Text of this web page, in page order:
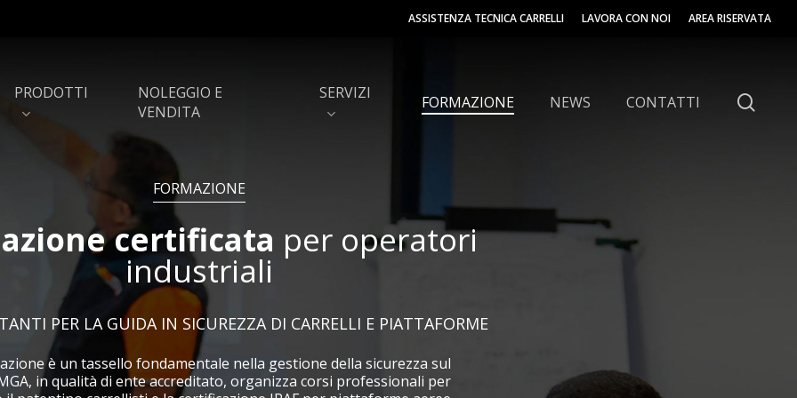
ASSISTENZA TECNICA CARRELLI LAVORA CON NOI AREA RISERVATA
PRODOTTI
Shuttle autosat per
magazzini semi-automatici
Scaffalature e soppalchi
Porte rapide e portoni
industriali
Capannoni e coperture PVC Baie di carico
NOLEGGIO E
VENDITA
SERVIZI FORMAZIONE NEWS CONTATTI
FORMAZIONE
certificata per operatori
industriali
PER LA GUIDA IN SICUREZZA DI CARRELLI E PIATTAFORME
è un tassello fondamentale nella gestione della sicurezza sul
in qualità di ente accreditato, organizza corsi professionali per